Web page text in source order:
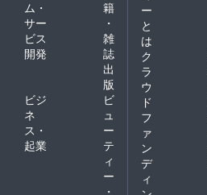
ム・
サー
ビス
開発
籍
・
雑
誌
出
版
ビジ
ネ
ス・
起業
ビ
ュ
ー
テ
ィ
ー
・
ー
と
は
ク
ラ
ウ
ド
フ
ァ
ン
デ
ィ